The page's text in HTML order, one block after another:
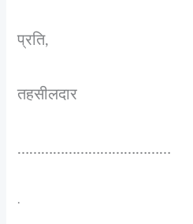
प्रति,
तहसीलदार
…………………………………
.